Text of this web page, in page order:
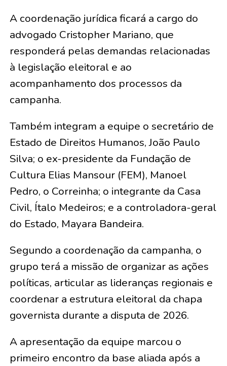
A coordenação jurídica ficará a cargo do
advogado Cristopher Mariano, que
responderá pelas demandas relacionadas
à legislação eleitoral e ao
acompanhamento dos processos da
campanha.
Também integram a equipe o secretário de
Estado de Direitos Humanos, João Paulo
Silva; o ex-presidente da Fundação de
Cultura Elias Mansour (FEM), Manoel
Pedro, o Correinha; o integrante da Casa
Civil, Ítalo Medeiros; e a controladora-geral
do Estado, Mayara Bandeira.
Segundo a coordenação da campanha, o
grupo terá a missão de organizar as ações
políticas, articular as lideranças regionais e
coordenar a estrutura eleitoral da chapa
governista durante a disputa de 2026.
A apresentação da equipe marcou o
primeiro encontro da base aliada após a